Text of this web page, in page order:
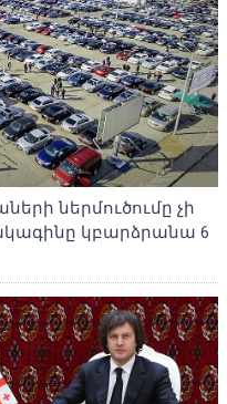
ներմուծումը չի
կբարձրանա 6